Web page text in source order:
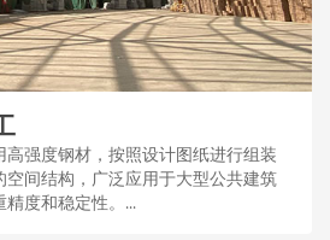
强度钢材，按照设计图纸进行组装
间结构，广泛应用于大型公共建筑
度和稳定性。...